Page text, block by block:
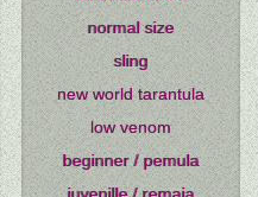
normal size
sling
new world tarantula
low venom
beginner / pemula